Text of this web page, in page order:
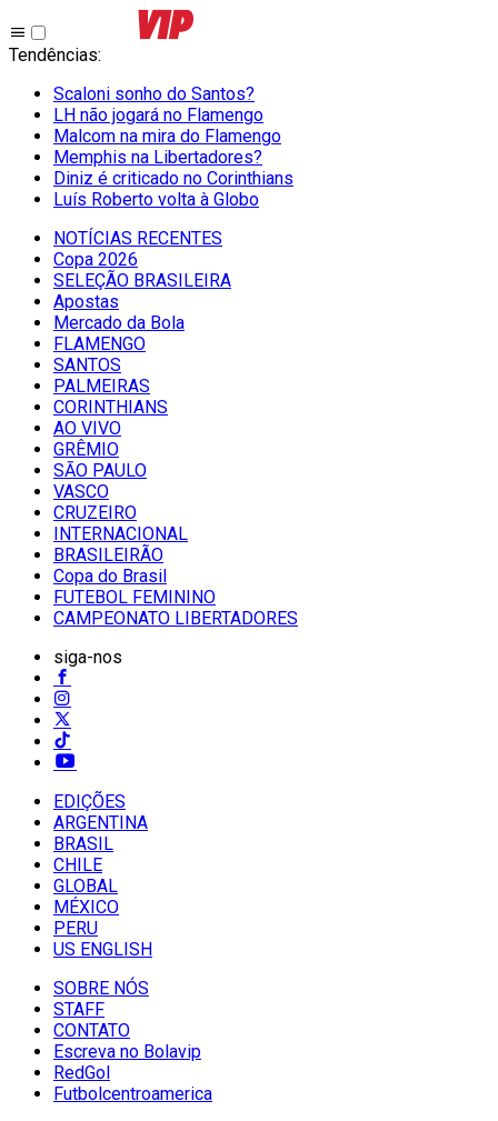
Tendências:
Scaloni sonho do Santos?
LH não jogará no Flamengo
Malcom na mira do Flamengo
Memphis na Libertadores?
Diniz é criticado no Corinthians
Luís Roberto volta à Globo
NOTÍCIAS RECENTES
Copa 2026
SELEÇÃO BRASILEIRA
Apostas
Mercado da Bola
FLAMENGO
SANTOS
PALMEIRAS
CORINTHIANS
AO VIVO
GRÊMIO
SĀO PAULO
VASCO
CRUZEIRO
INTERNACIONAL
BRASILEIRÃO
Copa do Brasil
FUTEBOL FEMININO
CAMPEONATO LIBERTADORES
siga-nos
EDIÇÕES
ARGENTINA
BRASIL
CHILE
GLOBAL
MÉXICO
PERU
US ENGLISH
SOBRE NÓS
STAFF
CONTATO
Escreva no Bolavip
RedGol
Futbolcentroamerica